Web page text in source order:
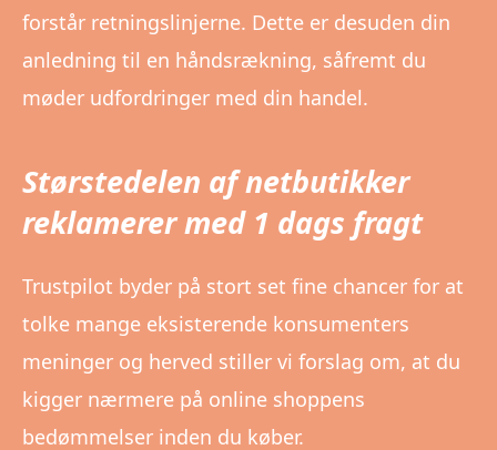
forstår retningslinjerne. Dette er desuden din
anledning til en håndsrækning, såfremt du
møder udfordringer med din handel.
Størstedelen af netbutikker
reklamerer med 1 dags fragt
Trustpilot byder på stort set fine chancer for at
tolke mange eksisterende konsumenters
meninger og herved stiller vi forslag om, at du
kigger nærmere på online shoppens
bedømmelser inden du køber.